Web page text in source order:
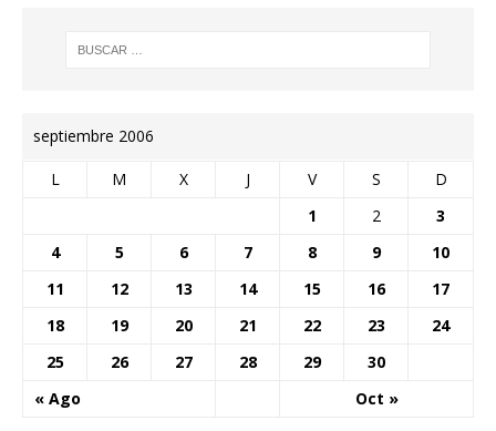
septiembre 2006
L M X J V S D
« Ago Oct »
1 2
3
4
5 6 7 8 9
10
11
12 13 14 15 16
17
18
19 20 21 22 23
24
25
26 27 28 29 30